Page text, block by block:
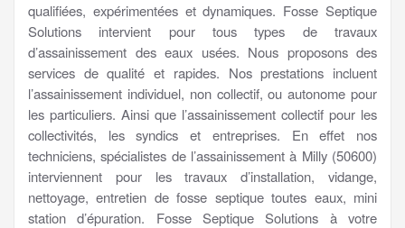
qualifiées, expérimentées et dynamiques. Fosse Septique
Solutions intervient pour tous types de travaux
d’assainissement des eaux usées. Nous proposons des
services de qualité et rapides. Nos prestations incluent
l’assainissement individuel, non collectif, ou autonome pour
les particuliers. Ainsi que l’assainissement collectif pour les
collectivités, les syndics et entreprises. En effet nos
techniciens, spécialistes de l’assainissement à Milly (50600)
interviennent pour les travaux d’installation, vidange,
nettoyage, entretien de fosse septique toutes eaux, mini
station d’épuration. Fosse Septique Solutions à votre